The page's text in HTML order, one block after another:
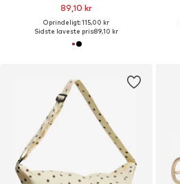
89,10 kr
Oprindeligt: 115,00 kr
Sidste laveste pris:89,10 kr